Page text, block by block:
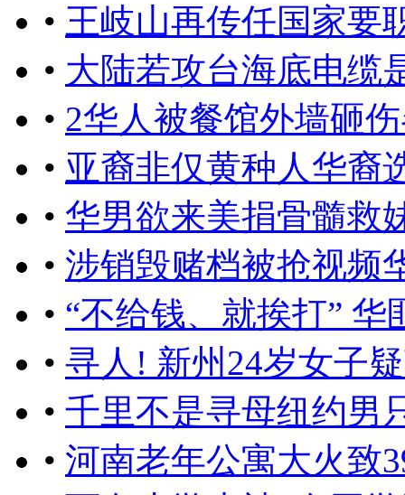
• 王岐山再传任国家要
• 大陆若攻台海底电缆
• 2华人被餐馆外墙砸
• 亚裔非仅黄种人华裔
• 华男欲来美捐骨髓救
• 涉销毁赌档被抢视频
• “不给钱、就挨打”
• 寻人! 新州24岁女子
• 千里不是寻母纽约男
• 河南老年公寓大火致